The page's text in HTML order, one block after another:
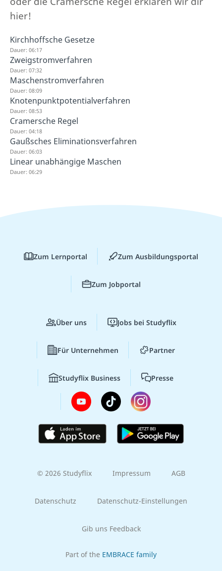
hier!
Kirchhoffsche Gesetze
Dauer: 06:17
Zweigstromverfahren
Dauer: 07:32
Maschenstromverfahren
Dauer: 08:09
Knotenpunktpotentialverfahren
Dauer: 08:53
Cramersche Regel
Dauer: 04:18
Gaußsches Eliminationsverfahren
Dauer: 06:03
Linear unabhängige Maschen
Dauer: 06:29
Zum Lernportal Zum Ausbildungsportal
Zum Jobportal
Über uns Jobs bei Studyflix
Für Unternehmen Partner
Studyflix Business Presse
© 2026 Studyflix Impressum AGB
Datenschutz Datenschutz-Einstellungen
Gib uns Feedback
Part of the EMBRACE family